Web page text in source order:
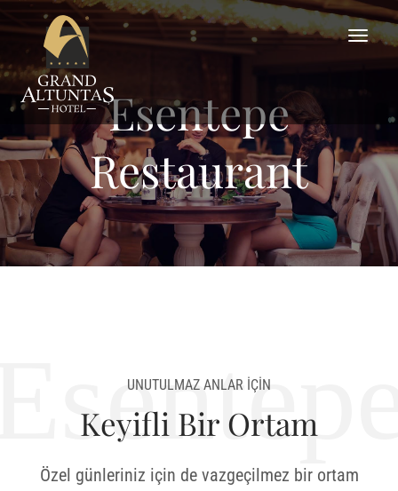
Esentepe
Restaurant
UNUTULMAZ ANLAR İÇİN
Keyifli Bir Ortam
Özel günleriniz için de vazgeçilmez bir ortam